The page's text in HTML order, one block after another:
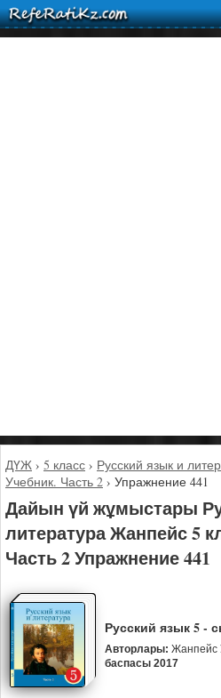
ДҮЖ › 5 класс › Русский язык и
Учебник. Часть 2 › Упражнение 441
Дайын үй жұмыстары
литература Жанпейс 5
Часть 2 Упражнение 441
Русский язык 5 -
Авторлары: Жанпейс
баспасы 2017